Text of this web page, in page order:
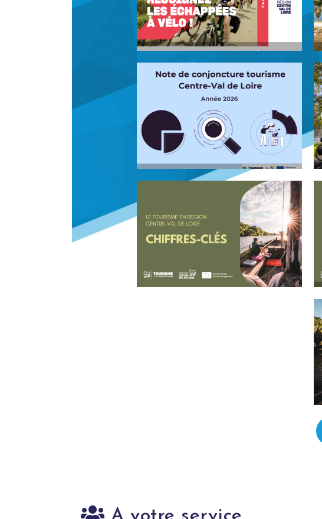
Candidatures Échappées à
Vélo 2026
Elles rythment la saison de vélo et les
prochaines se dérouleront du vendredi
1er mai au dimanche 11 octobre 2026!
Lire la suite
Note de conjoncture tourisme
Centre-Val de Loire
Synthèse sur l'activité touristique
2026, réalisée par le CRT, chaque note
mensuelle présente une photographie
de la fréquentation touristique enLire